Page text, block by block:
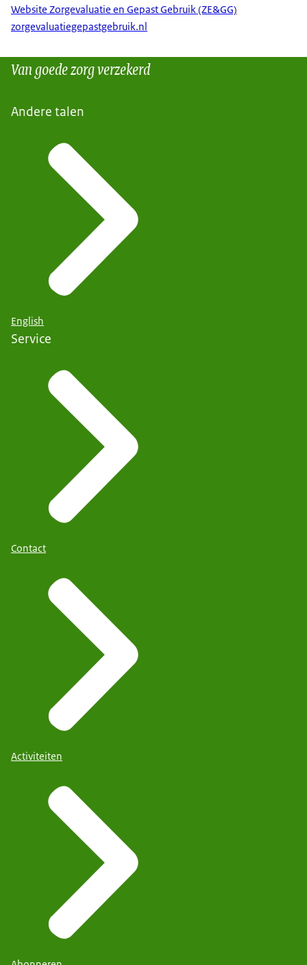
Website Zorgevaluatie en Gepast Gebruik (ZE&GG)
zorgevaluatiegepastgebruik.nl
Van goede zorg verzekerd
Andere talen
English
Service
Contact
Activiteiten